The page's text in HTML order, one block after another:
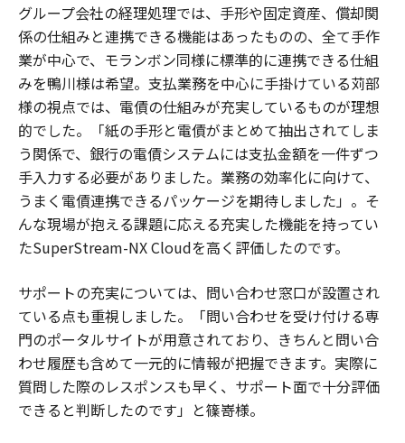
グループ会社の経理処理では、手形や固定資産、償却関
係の仕組みと連携できる機能はあったものの、全て手作
業が中心で、モランボン同様に標準的に連携できる仕組
みを鴨川様は希望。支払業務を中心に手掛けている苅部
様の視点では、電債の仕組みが充実しているものが理想
的でした。「紙の手形と電債がまとめて抽出されてしま
う関係で、銀行の電債システムには支払金額を一件ずつ
手入力する必要がありました。業務の効率化に向けて、
うまく電債連携できるパッケージを期待しました」。そ
んな現場が抱える課題に応える充実した機能を持ってい
たSuperStream-NX Cloudを高く評価したのです。
サポートの充実については、問い合わせ窓口が設置され
ている点も重視しました。「問い合わせを受け付ける専
門のポータルサイトが用意されており、きちんと問い合
わせ履歴も含めて一元的に情報が把握できます。実際に
質問した際のレスポンスも早く、サポート面で十分評価
できると判断したのです」と篠嵜様。